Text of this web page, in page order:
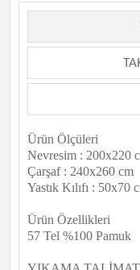
Ürün Ölçüleri
Nevresim : 200x220
Çarşaf : 240x260 cm
Yastık Kılıfı : 50x70
Ürün Özellikleri
57 Tel %100 Pamuk